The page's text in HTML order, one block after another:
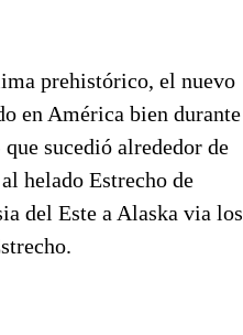
prehistórico, el nuevo
en América bien durante
sucedió alrededor de
helado Estrecho de
del Este a Alaska via los